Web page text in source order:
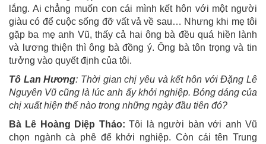
lắng. Ai chẳng muốn con cái mình kết hôn với một người
giàu có để cuộc sống đỡ vất vả về sau… Nhưng khi mẹ tôi
gặp ba mẹ anh Vũ, thấy cả hai ông bà đều quá hiền lành
và lương thiện thì ông bà đồng ý. Ông bà tôn trọng và tin
tưởng vào quyết định của tôi.
Tô Lan Hương: Thời gian chị yêu và kết hôn với Đặng Lê
Nguyên Vũ cũng là lúc anh ấy khởi nghiệp. Bóng dáng của
chị xuất hiện thế nào trong những ngày đầu tiên đó?
Bà Lê Hoàng Diệp Thảo: Tôi là người bàn với anh Vũ
chọn ngành cà phê để khởi nghiệp. Còn cái tên Trung